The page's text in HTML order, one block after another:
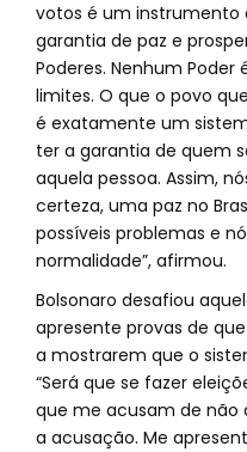
votos é um instrumento
garantia de paz e
Poderes. Nenhum
limites. O que o povo
é exatamente um
ter a garantia de quem
aquela pessoa. Assim,
certeza, uma paz no
possíveis problemas e
normalidade”, afirmou.
Bolsonaro desafiou
apresente provas de
a mostrarem que o
“Será que se fazer
que me acusam de não
a acusação. Me